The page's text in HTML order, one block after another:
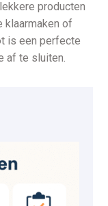
producten
klaarmaken of
is een perfecte
af te sluiten.